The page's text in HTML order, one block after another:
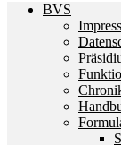
BVS